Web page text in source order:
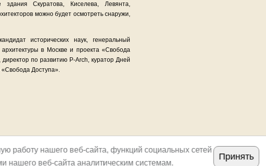
Скуратова, Киселева, Левянта,
можно будет осмотреть снаружи,
исторических наук, генеральный
в Москве и проекта «Свобода
по развитию P-Arch, куратор Дней
«Свобода Доступа».
работу нашего веб-сайта, функций социальных сетей
нашего веб-сайта аналитическим системам.
Принять